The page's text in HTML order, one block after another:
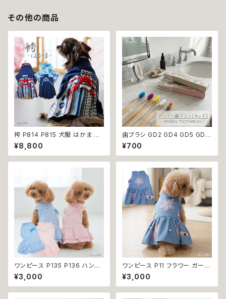
その他の商品
袴 P814 P815 犬服 はかま 和
柄 和装 ドッグウェア ドッグ ウェ
ア ドッグウエア 犬 猫 服 犬服
猫服 犬の服 猫の服 おしゃれ 小
¥8,800
歯ブラシ GD2 GD4 GD5 GD6
GD8 ハンブー歯ブラシ THE H
UMBLE CO.キッズ 子ども バン
ブー 竹 口腔ケア 植物由来原料
¥700
ワンピース P135 P136 ハンド
メイド ピンク ブルー ナチュラル
カラー パステルカラー ふんわり
カラー キラキラ ドッグウェア do
¥3,000
ワンピース P11 フラワー ガーリ
ー かわいい ドッグウェア dog
犬 猫 ペット 服 犬服 猫服 小型
犬 返品交換不可
¥3,000